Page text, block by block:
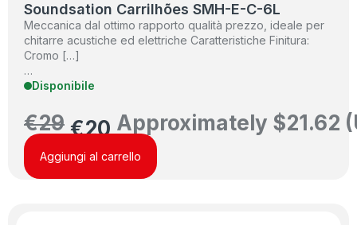
Soundsation Carrilhões SMH-E-C-6L
Meccanica dal ottimo rapporto qualità prezzo, ideale per
chitarre acustiche ed elettriche Caratteristiche Finitura:
Cromo […]
…
Disponibile
€29 €20 Approximately $21.62
Aggiungi al carrello